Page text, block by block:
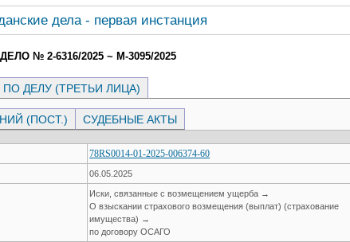
дела - первая инстанция
ДЕЛО № 2-6316/2025 ~ М-3095/2025
ДЕЛУ (ТРЕТЬИ ЛИЦА)
(ПОСТ.) СУДЕБНЫЕ АКТЫ
78RS0014-01-2025-006374-60
06.05.2025
Иски, связанные с возмещением ущерба →
О взыскании страхового возмещения (выплат) (страхование
имущества) →
по договору ОСАГО